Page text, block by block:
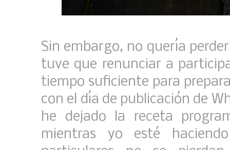
Sin embargo, no quería
tuve que renunciar a
tiempo suficiente para
con el día de publicación de
he dejado la receta
mientras yo esté